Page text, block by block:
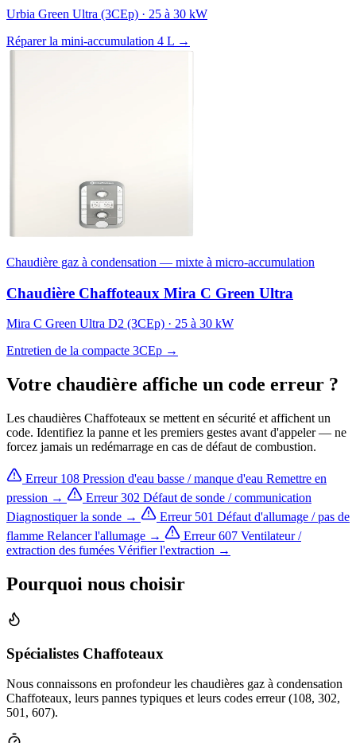
Urbia Green Ultra (3CEp) · 25 à 30 kW
Réparer la mini-accumulation 4 L →
Chaudière gaz à condensation — mixte à micro-accumulation
Chaudière Chaffoteaux Mira C Green Ultra
Mira C Green Ultra D2 (3CEp) · 25 à 30 kW
Entretien de la compacte 3CEp →
Votre chaudière affiche un code erreur ?
Les chaudières Chaffoteaux se mettent en sécurité et affichent un
code. Identifiez la panne et les premiers gestes avant d'appeler — ne
forcez jamais un redémarrage en cas de défaut de combustion.
Erreur 108 Pression d'eau basse / manque d'eau Remettre en
pression →
Erreur 302 Défaut de sonde / communication
Diagnostiquer la sonde →
Erreur 501 Défaut d'allumage / pas de
flamme Relancer l'allumage → Erreur 607 Ventilateur /
extraction des fumées Vérifier l'extraction →
Pourquoi nous choisir
Spécialistes Chaffoteaux
Nous connaissons en profondeur les chaudières gaz à condensation
Chaffoteaux, leurs pannes typiques et leurs codes erreur (108, 302,
501, 607).